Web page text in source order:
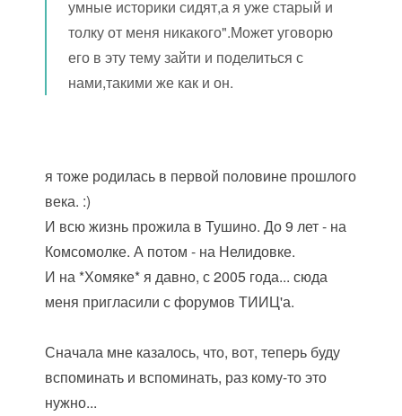
умные историки сидят,а я уже старый и
толку от меня никакого".Может уговорю
его в эту тему зайти и поделиться с
нами,такими же как и он.
я тоже родилась в первой половине прошлого
века. :)
И всю жизнь прожила в Тушино. До 9 лет - на
Комсомолке. А потом - на Нелидовке.
И на *Хомяке* я давно, с 2005 года... сюда
меня пригласили с форумов ТИИЦ'а.
Сначала мне казалось, что, вот, теперь буду
вспоминать и вспоминать, раз кому-то это
нужно...